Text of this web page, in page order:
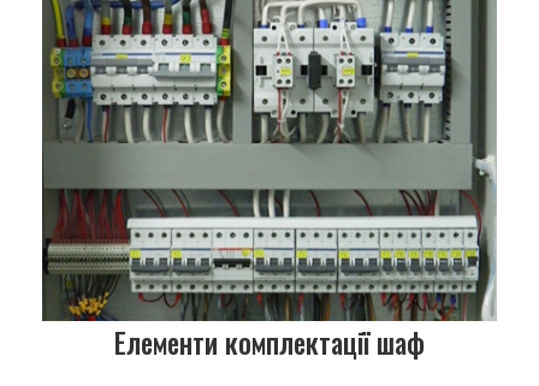
Елементи комплектації шаф